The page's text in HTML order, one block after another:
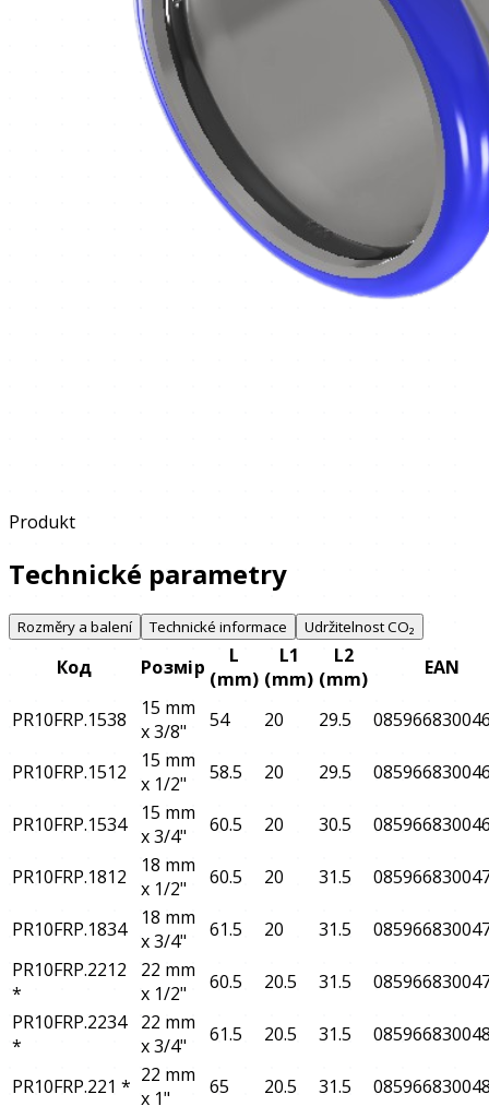
Produkt
Technické parametry
Rozměry a balení Technické informace Udržitelnost CO₂
Код Розмір
L
(mm)
L1
(mm)
L2
(mm)
EAN
PR10FRP.1538
15 mm
x 3/8"
54 20 29.5
PR10FRP.1512
15 mm
x 1/2"
58.5 20 29.5
PR10FRP.1534
15 mm
x 3/4"
60.5 20 30.5
PR10FRP.1812
18 mm
x 1/2"
60.5 20 31.5
PR10FRP.1834
18 mm
x 3/4"
61.5 20 31.5
PR10FRP.2212
*
22 mm
x 1/2"
60.5 20.5 31.5
PR10FRP.2234
*
22 mm
x 3/4"
61.5 20.5 31.5
PR10FRP.221 * 22 mm
x 1"
65 20.5 31.5